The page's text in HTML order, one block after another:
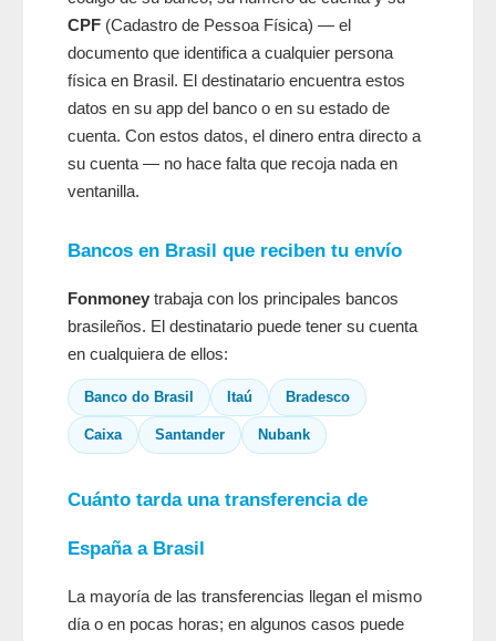
CPF (Cadastro de Pessoa Física) — el
documento que identifica a cualquier persona
física en Brasil. El destinatario encuentra estos
datos en su app del banco o en su estado de
cuenta. Con estos datos, el dinero entra directo a
su cuenta — no hace falta que recoja nada en
ventanilla.
Bancos en Brasil que reciben tu envío
Fonmoney trabaja con los principales bancos
brasileños. El destinatario puede tener su cuenta
en cualquiera de ellos:
Banco do Brasil Itaú Bradesco
Caixa Santander Nubank
Cuánto tarda una transferencia de
España a Brasil
La mayoría de las transferencias llegan el mismo
día o en pocas horas; en algunos casos puede